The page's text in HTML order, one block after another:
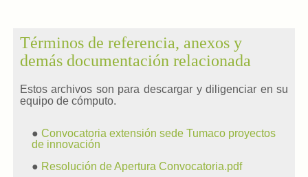
Términos de referencia, anexos y
demás documentación relacionada
Estos archivos son para descargar y diligenciar en su
equipo de cómputo.
● Convocatoria extensión sede Tumaco proyectos
de innovación
● Resolución de Apertura Convocatoria.pdf